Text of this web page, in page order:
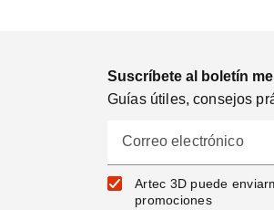
Suscríbete al boletín
Guías útiles, consejos
Correo electrónico
Artec 3D puede
promociones